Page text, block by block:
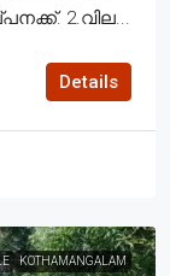
2.വില...
Details
KOTHAMANGALAM